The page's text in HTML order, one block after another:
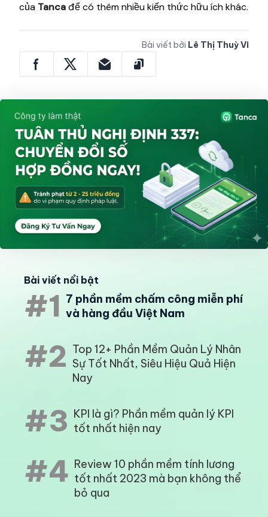
của Tancađể có thêm nhiều kiến thức hữu ích khác.
Bài viết bởi Lê Thị Thuỳ Vi
Bài viết nổi bật
#1 7 phần mềm chấm công miễn phí
và hàng đầu Việt Nam
#2 Top 12+ Phần Mềm Quản Lý Nhân
Sự Tốt Nhất, Siêu Hiệu Quả Hiện
Nay
#3 KPI là gì? Phần mềm quản lý KPI
tốt nhất hiện nay
#4 Review 10 phần mềm tính lương
tốt nhất 2023 mà bạn không thể
bỏ qua